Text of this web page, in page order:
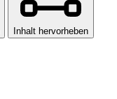
Inhalt hervorheben